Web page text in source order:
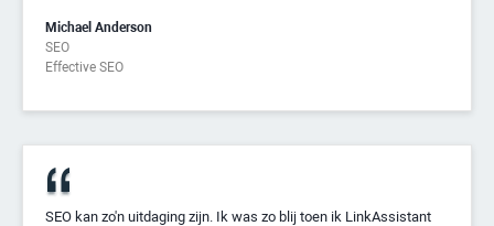
Michael Anderson
SEO
Effective SEO
SEO kan zo'n uitdaging zijn. Ik was zo blij toen ik LinkAssistant